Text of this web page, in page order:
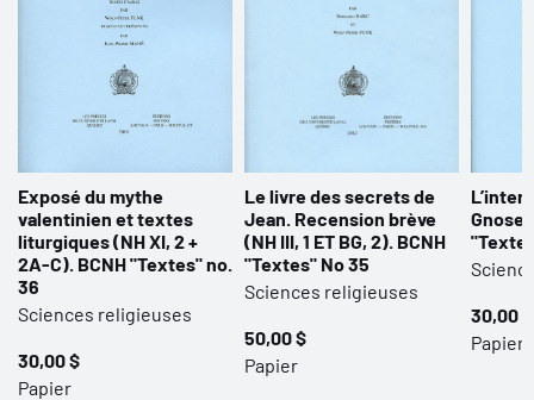
Exposé du mythe
valentinien et textes
liturgiques (NH XI, 2 +
2A-C). BCNH "Textes" no.
36
Sciences religieuses
30,00 $
Papier
Le livre des secrets de
Jean. Recension brève
(NH III, 1 ET BG, 2). BCNH
"Textes" No 35
Sciences religieuses
50,00 $
Papier
Gnose
30,00 $
Papier